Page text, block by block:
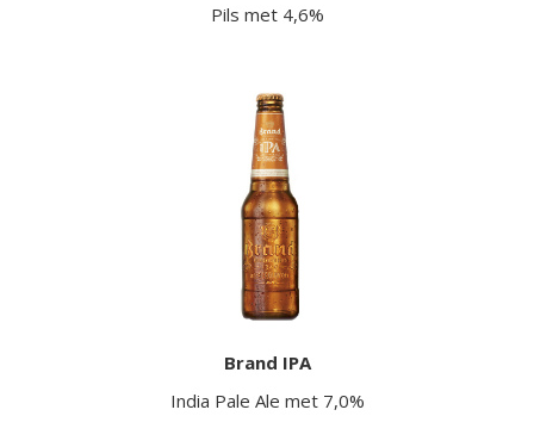
Pils met 4,6%
Brand IPA
India Pale Ale met 7,0%